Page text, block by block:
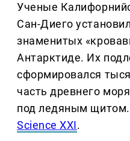
Ученые
Сан-Диего
знаменитых
Антарктиде. Их
сформировался
часть древнего
под ледяным
Science XXI.